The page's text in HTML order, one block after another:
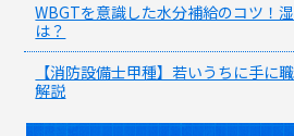
WBGTを意識した水分補給のコツ！
は？
【消防設備士甲種】若いうちに手に
解説